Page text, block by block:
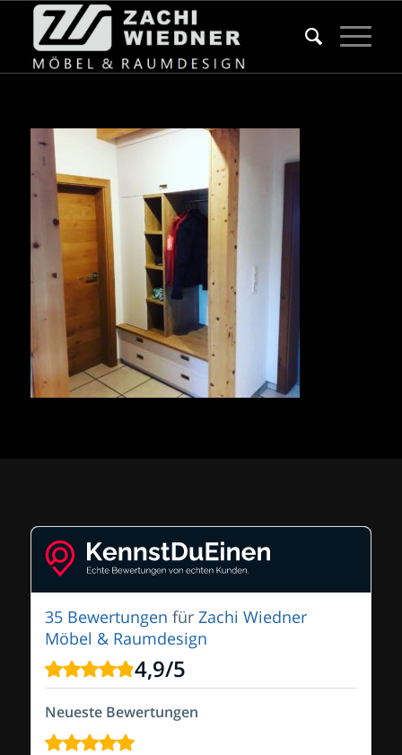
35 Bewertungen für Zachi Wiedner
Möbel & Raumdesign
4,9/5
Neueste Bewertungen